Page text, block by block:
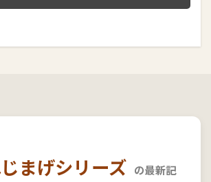
まげシリーズ の最新記